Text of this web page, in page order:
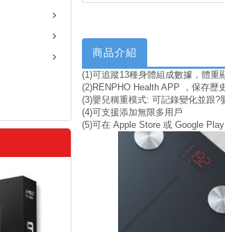
商品介紹
(1)可追蹤13種身體組成數據，體重
(2)RENPHO Health APP ，保存歷
(3)嬰兒稱重模式: 可記錄變化並跟?
(4)可支援添加無限多用戶
(5)可在 Apple Store 或 Google